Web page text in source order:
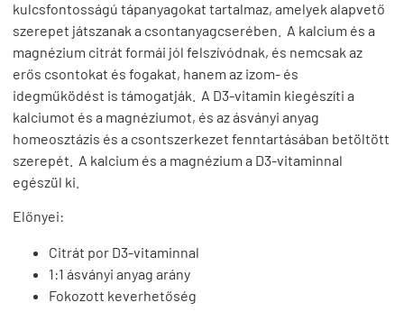
kulcsfontosságú tápanyagokat tartalmaz, amelyek alapvető
szerepet játszanak a csontanyagcserében. A kalcium és a
magnézium citrát formái jól felszívódnak, és nemcsak az
erős csontokat és fogakat, hanem az izom- és
idegműködést is támogatják. A D3-vitamin kiegészíti a
kalciumot és a magnéziumot, és az ásványi anyag
homeosztázis és a csontszerkezet fenntartásában betöltött
szerepét. A kalcium és a magnézium a D3-vitaminnal
egészül ki.
Előnyei:
Citrát por D3-vitaminnal
1:1 ásványi anyag arány
Fokozott keverhetőség